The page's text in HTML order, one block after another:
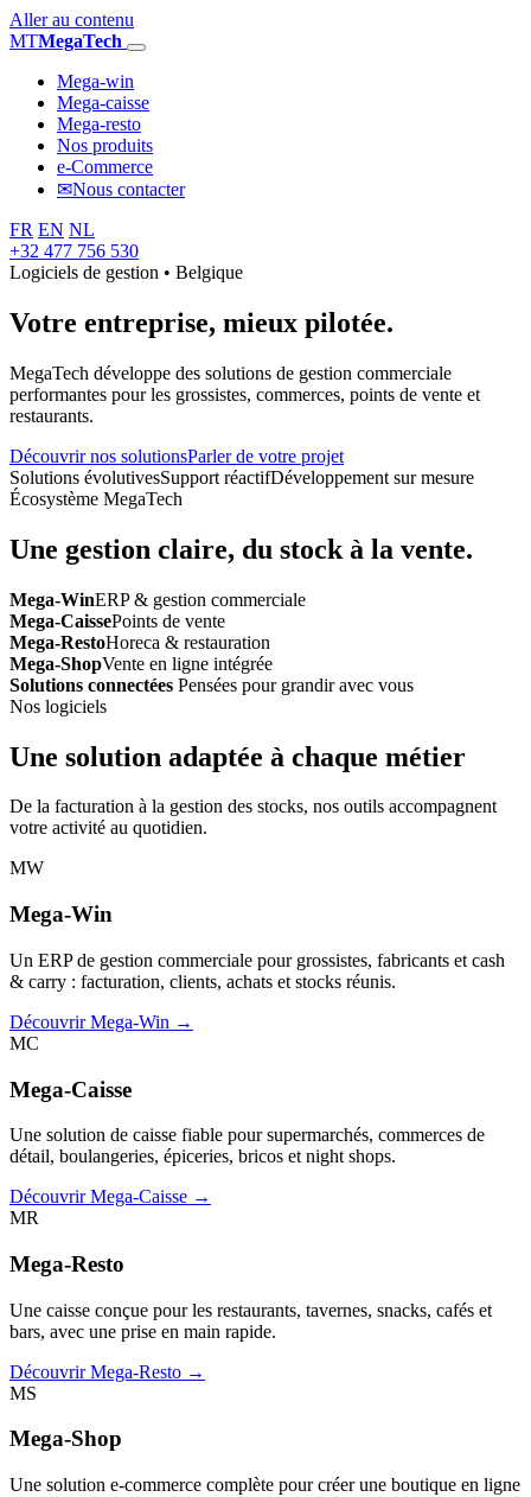
Aller au contenu
MTMegaTech
Mega-win
Mega-caisse
Mega-resto
Nos produits
e-Commerce
✉Nous contacter
FR EN NL
+32 477 756 530
Logiciels de gestion • Belgique
Votre entreprise, mieux pilotée.
MegaTech développe des solutions de gestion commerciale
performantes pour les grossistes, commerces, points de vente et
restaurants.
Découvrir nos solutionsParler de votre projet
Solutions évolutivesSupport réactifDéveloppement sur mesure
Écosystème MegaTech
Une gestion claire, du stock à la vente.
Mega-WinERP & gestion commerciale
Mega-CaissePoints de vente
Mega-RestoHoreca & restauration
Mega-ShopVente en ligne intégrée
Solutions connectées Pensées pour grandir avec vous
Nos logiciels
Une solution adaptée à chaque métier
De la facturation à la gestion des stocks, nos outils accompagnent
votre activité au quotidien.
MW
Mega-Win
Un ERP de gestion commerciale pour grossistes, fabricants et cash
& carry : facturation, clients, achats et stocks réunis.
Découvrir Mega-Win →
MC
Mega-Caisse
Une solution de caisse fiable pour supermarchés, commerces de
détail, boulangeries, épiceries, bricos et night shops.
Découvrir Mega-Caisse →
MR
Mega-Resto
Une caisse conçue pour les restaurants, tavernes, snacks, cafés et
bars, avec une prise en main rapide.
Découvrir Mega-Resto →
MS
Mega-Shop
Une solution e-commerce complète pour créer une boutique en ligne